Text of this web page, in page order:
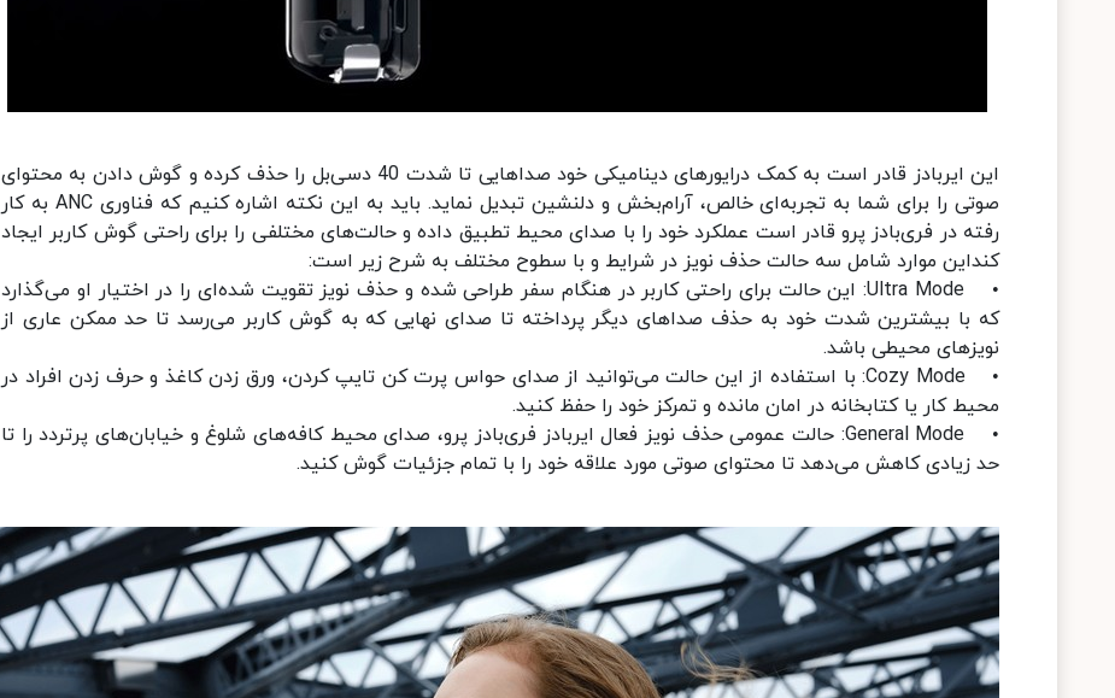
این ایربادز قادر است به کمک درایورهای دینامیکی خود صداهایی تا شدت 40 دسی‌بل را حذف کرده و گوش دادن به محتوای
صوتی را برای شما به تجربه‌ای خالص، آرام‌بخش و دلنشین تبدیل نماید. باید به این نکته اشاره کنیم که فناوری ANC به کار
رفته در فری‌بادز پرو قادر است عملکرد خود را با صدای محیط تطبیق داده و حالت‌های مختلفی را برای راحتی گوش کاربر ایجاد
کنداین موارد شامل سه حالت حذف نویز در شرایط و با سطوح مختلف به شرح زیر است:
• Ultra Mode: این حالت برای راحتی کاربر در هنگام سفر طراحی شده و حذف نویز تقویت شده‌ای را در اختیار او می‌گذارد
که با بیشترین شدت خود به حذف صداهای دیگر پرداخته تا صدای نهایی که به گوش کاربر می‌رسد تا حد ممکن عاری از
نویزهای محیطی باشد.
• Cozy Mode: با استفاده از این حالت می‌توانید از صدای حواس پرت کن تایپ کردن، ورق زدن کاغذ و حرف زدن افراد در
محیط کار یا کتابخانه در امان مانده و تمرکز خود را حفظ کنید.
• General Mode: حالت عمومی حذف نویز فعال ایربادز فری‌بادز پرو، صدای محیط کافه‌های شلوغ و خیابان‌های پرتردد را تا
حد زیادی کاهش می‌دهد تا محتوای صوتی مورد علاقه خود را با تمام جزئیات گوش کنید.